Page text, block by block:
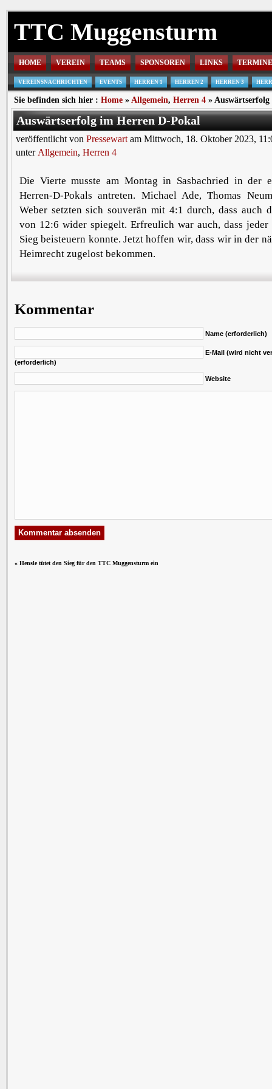
TTC Muggensturm
HOME VEREIN TEAMS SPONSOREN LINKS TERMINE
VEREINSNACHRICHTEN EVENTS HERREN 1 HERREN 2 HERREN 3
Sie befinden sich hier : Home » Allgemein, Herren 4 »
Auswärtserfolg im Herren D-Pokal
veröffentlicht von Pressewart am Mittwoch, 18. Oktober 2023,
unter Allgemein, Herren 4
Die Vierte musste am Montag in Sasbachried in der
Herren-D-Pokals antreten. Michael Ade, Thomas
Weber setzten sich souverän mit 4:1 durch, dass auch
von 12:6 wider spiegelt. Erfreulich war auch, dass jeder
Sieg beisteuern konnte. Jetzt hoffen wir, dass wir in der
Heimrecht zugelost bekommen.
Kommentar
Name (erforderlich)
E-Mail (wird nicht
(erforderlich)
Website
« Hensle tütet den Sieg für den TTC Muggensturm ein